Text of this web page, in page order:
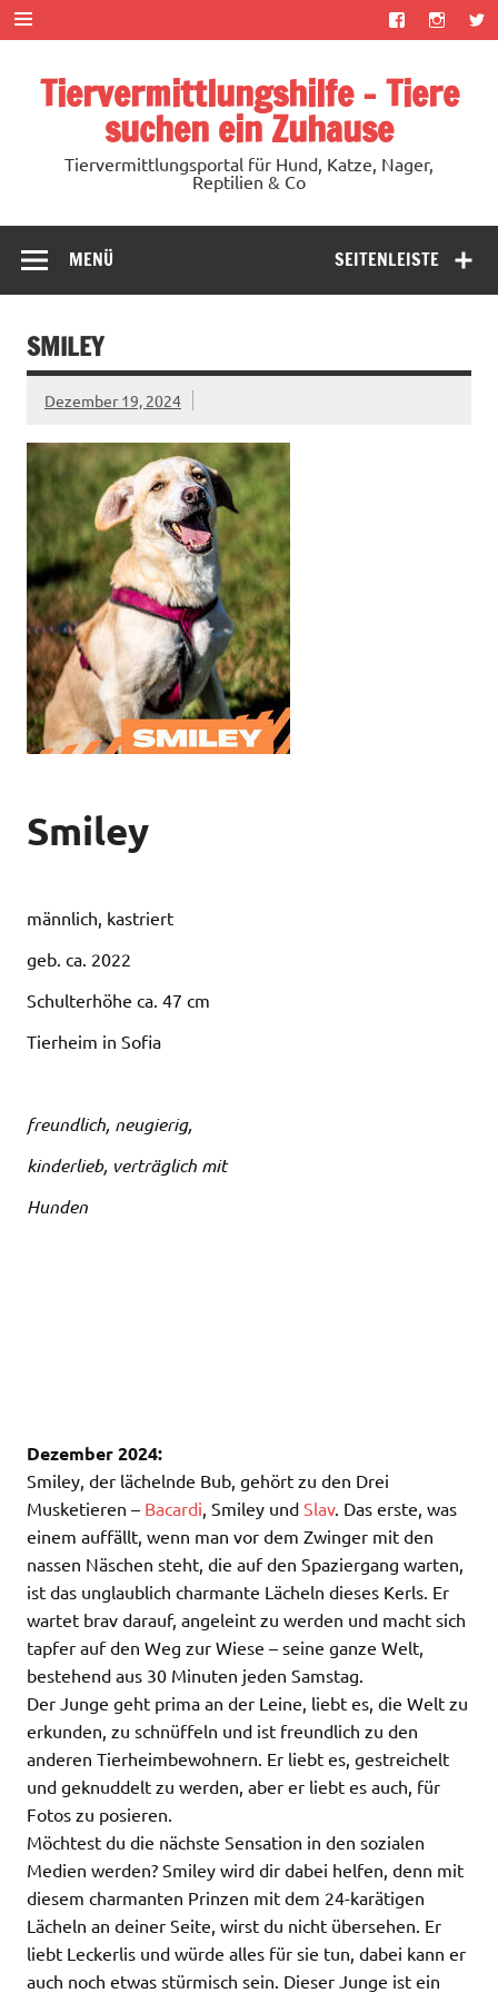
Zum
Inhalt
springen
Tiervermittlungshilfe – Tiere
suchen ein Zuhause
Tiervermittlungsportal für Hund, Katze, Nager,
Reptilien & Co
SEITENLEISTE
MENÜ
SMILEY
Dezember 19, 2024
Smiley
männlich, kastriert
geb. ca. 2022
Schulterhöhe ca. 47 cm
Tierheim in Sofia
freundlich, neugierig,
kinderlieb, verträglich mit
Hunden
Dezember 2024:
Smiley, der lächelnde Bub, gehört zu den Drei
Musketieren – Bacardi, Smiley und Slav. Das erste, was
einem auffällt, wenn man vor dem Zwinger mit den
nassen Näschen steht, die auf den Spaziergang warten,
ist das unglaublich charmante Lächeln dieses Kerls. Er
wartet brav darauf, angeleint zu werden und macht sich
tapfer auf den Weg zur Wiese – seine ganze Welt,
bestehend aus 30 Minuten jeden Samstag.
Der Junge geht prima an der Leine, liebt es, die Welt zu
erkunden, zu schnüffeln und ist freundlich zu den
anderen Tierheimbewohnern. Er liebt es, gestreichelt
und geknuddelt zu werden, aber er liebt es auch, für
Fotos zu posieren.
Möchtest du die nächste Sensation in den sozialen
Medien werden? Smiley wird dir dabei helfen, denn mit
diesem charmanten Prinzen mit dem 24-karätigen
Lächeln an deiner Seite, wirst du nicht übersehen. Er
liebt Leckerlis und würde alles für sie tun, dabei kann er
auch noch etwas stürmisch sein. Dieser Junge ist ein